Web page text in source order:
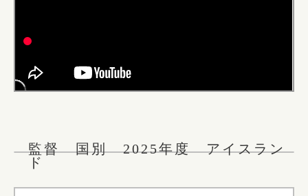
監督 国別 2025年度 アイスラン
ド